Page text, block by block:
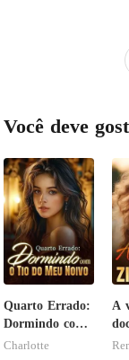
Você deve
Quarto Errado:
Dormindo com
o Tio do Meu
Charlotte
A